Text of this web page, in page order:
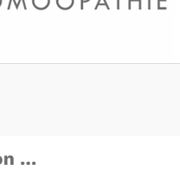
...